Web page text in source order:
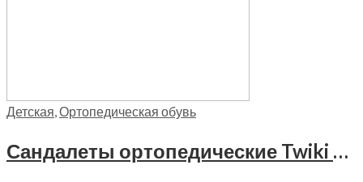
Детская,Ортопедическая обувь
Сандалеты ортопедические Twiki с открытым носком, TW-132 цвет бело-розовый